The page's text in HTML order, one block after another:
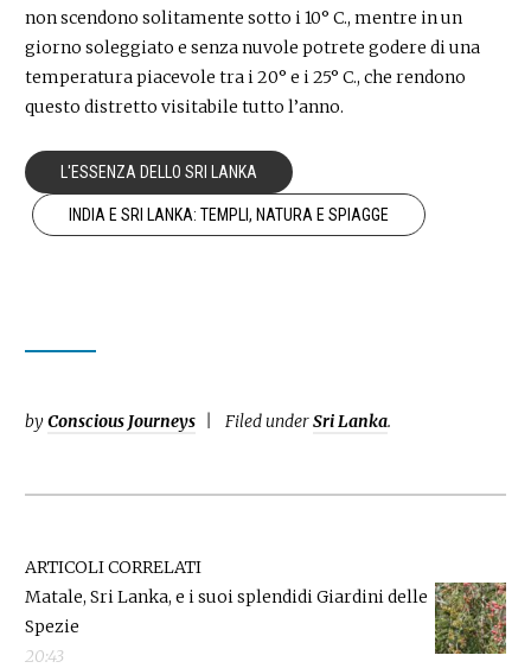
non scendono solitamente sotto i 10° C., mentre in un
giorno soleggiato e senza nuvole potrete godere di una
temperatura piacevole tra i 20° e i 25° C., che rendono
questo distretto visitabile tutto l’anno.
L'ESSENZA DELLO SRI LANKA
INDIA E SRI LANKA: TEMPLI, NATURA E SPIAGGE
byConscious Journeys Filed underSri Lanka.
ARTICOLI CORRELATI
Matale, Sri Lanka, e i suoi splendidi Giardini delle
Spezie
20:43